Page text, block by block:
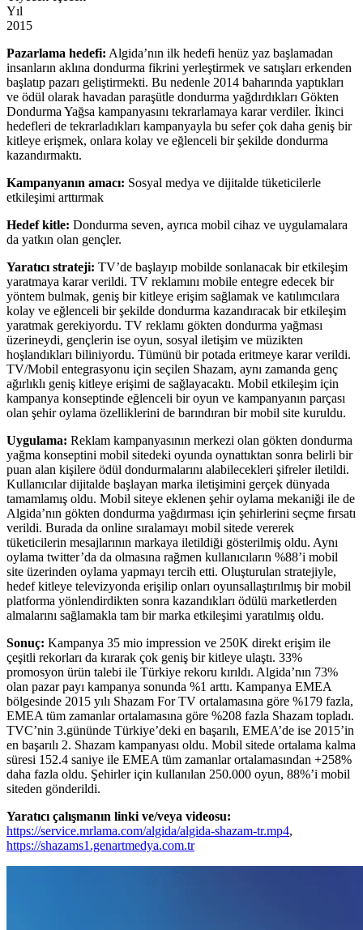
Yıl
2015
Pazarlama hedefi: Algida’nın ilk hedefi henüz yaz başlamadan
insanların aklına dondurma fikrini yerleştirmek ve satışları erkenden
başlatıp pazarı geliştirmekti. Bu nedenle 2014 baharında yaptıkları
ve ödül olarak havadan paraşütle dondurma yağdırdıkları Gökten
Dondurma Yağsa kampanyasını tekrarlamaya karar verdiler. İkinci
hedefleri de tekrarladıkları kampanyayla bu sefer çok daha geniş bir
kitleye erişmek, onlara kolay ve eğlenceli bir şekilde dondurma
kazandırmaktı.
Kampanyanın amacı: Sosyal medya ve dijitalde tüketicilerle
etkileşimi arttırmak
Hedef kitle: Dondurma seven, ayrıca mobil cihaz ve uygulamalara
da yatkın olan gençler.
Yaratıcı strateji: TV’de başlayıp mobilde sonlanacak bir etkileşim
yaratmaya karar verildi. TV reklamını mobile entegre edecek bir
yöntem bulmak, geniş bir kitleye erişim sağlamak ve katılımcılara
kolay ve eğlenceli bir şekilde dondurma kazandıracak bir etkileşim
yaratmak gerekiyordu. TV reklamı gökten dondurma yağması
üzerineydi, gençlerin ise oyun, sosyal iletişim ve müzikten
hoşlandıkları biliniyordu. Tümünü bir potada eritmeye karar verildi.
TV/Mobil entegrasyonu için seçilen Shazam, aynı zamanda genç
ağırlıklı geniş kitleye erişimi de sağlayacaktı. Mobil etkileşim için
kampanya konseptinde eğlenceli bir oyun ve kampanyanın parçası
olan şehir oylama özelliklerini de barındıran bir mobil site kuruldu.
Uygulama: Reklam kampanyasının merkezi olan gökten dondurma
yağma konseptini mobil sitedeki oyunda oynattıktan sonra belirli bir
puan alan kişilere ödül dondurmalarını alabilecekleri şifreler iletildi.
Kullanıcılar dijitalde başlayan marka iletişimini gerçek dünyada
tamamlamış oldu. Mobil siteye eklenen şehir oylama mekaniği ile de
Algida’nın gökten dondurma yağdırması için şehirlerini seçme fırsatı
verildi. Burada da online sıralamayı mobil sitede vererek
tüketicilerin mesajlarının markaya iletildiği gösterilmiş oldu. Aynı
oylama twitter’da da olmasına rağmen kullanıcıların %88’i mobil
site üzerinden oylama yapmayı tercih etti. Oluşturulan stratejiyle,
hedef kitleye televizyonda erişilip onları oyunsallaştırılmış bir mobil
platforma yönlendirdikten sonra kazandıkları ödülü marketlerden
almalarını sağlamakla tam bir marka etkileşimi yaratılmış oldu.
Sonuç: Kampanya 35 mio impression ve 250K direkt erişim ile
çeşitli rekorları da kırarak çok geniş bir kitleye ulaştı. 33%
promosyon ürün talebi ile Türkiye rekoru kırıldı. Algida’nın 73%
olan pazar payı kampanya sonunda %1 arttı. Kampanya EMEA
bölgesinde 2015 yılı Shazam For TV ortalamasına göre %179 fazla,
EMEA tüm zamanlar ortalamasına göre %208 fazla Shazam topladı.
TVC’nin 3.gününde Türkiye’deki en başarılı, EMEA’de ise 2015’in
en başarılı 2. Shazam kampanyası oldu. Mobil sitede ortalama kalma
süresi 152.4 saniye ile EMEA tüm zamanlar ortalamasından +258%
daha fazla oldu. Şehirler için kullanılan 250.000 oyun, 88%’i mobil
siteden gönderildi.
Yaratıcı çalışmanın linki ve/veya videosu:
https://service.mrlama.com/algida/algida-shazam-tr.mp4,
https://shazams1.genartmedya.com.tr